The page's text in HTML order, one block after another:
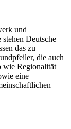
und
Deutsche
das zu
die auch
wie Regionalität
eine